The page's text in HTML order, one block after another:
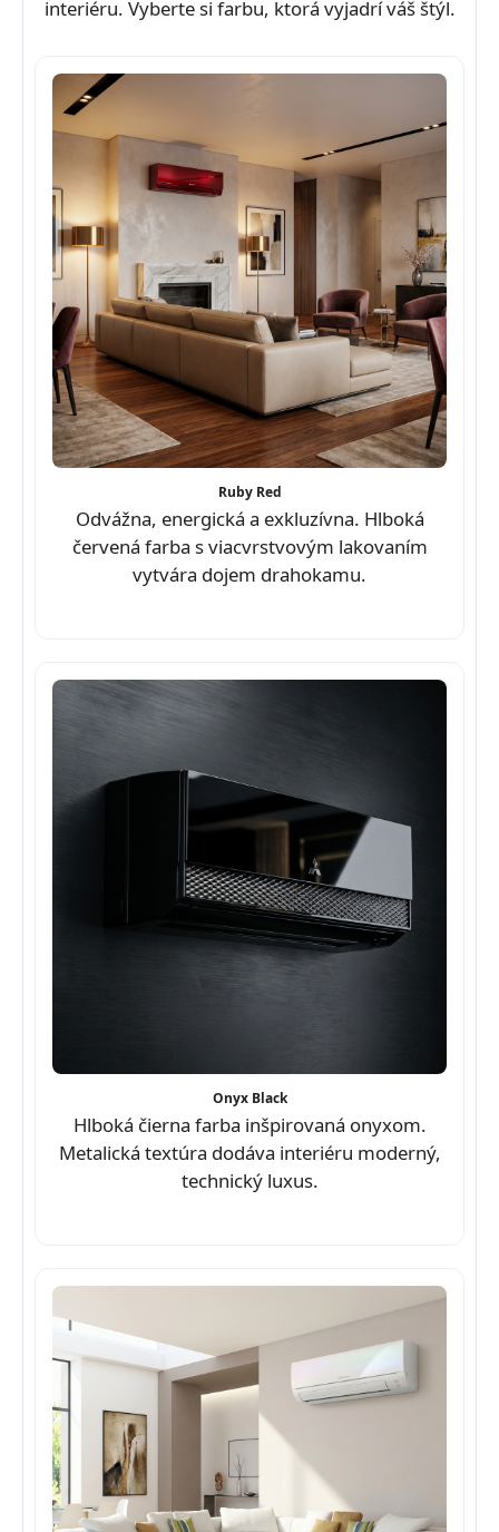
interiéru. Vyberte si farbu, ktorá vyjadrí váš štýl.
Ruby Red
Odvážna, energická a exkluzívna. Hlboká
červená farba s viacvrstvovým lakovaním
vytvára dojem drahokamu.
Onyx Black
Hlboká čierna farba inšpirovaná onyxom.
Metalická textúra dodáva interiéru moderný,
technický luxus.